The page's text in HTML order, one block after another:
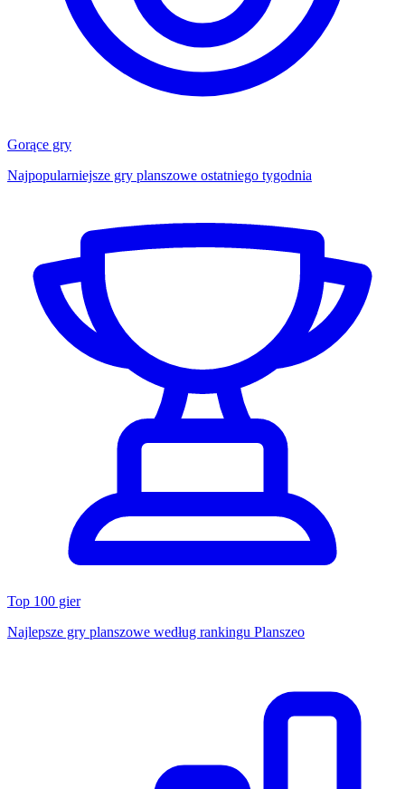
Gorące gry
Najpopularniejsze gry planszowe ostatniego tygodnia
Top 100 gier
Najlepsze gry planszowe według rankingu Planszeo